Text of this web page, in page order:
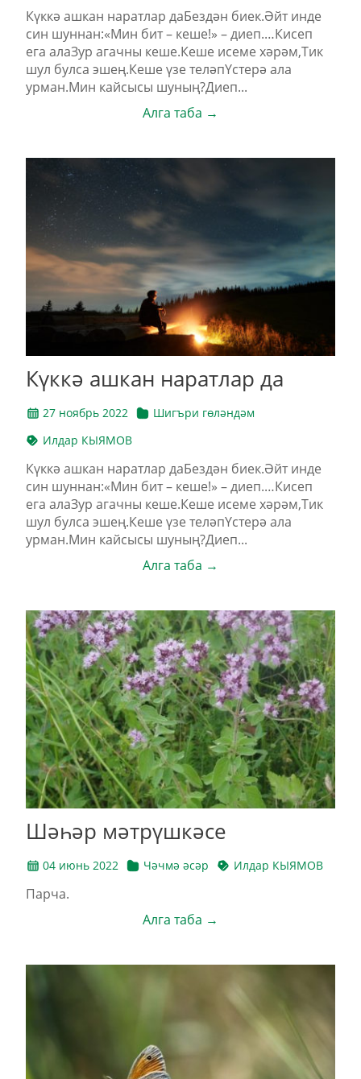
Күккә ашкан наратлар даБездән биек.Әйт инде
син шуннан:«Мин бит – кеше!» – диеп.…Кисеп
ега алаЗур агачны кеше.Кеше исеме хәрәм,Тик
шул булса эшең.Кеше үзе теләпҮстерә ала
урман.Мин кайсысы шуның?Диеп...
Алга таба →
Күккә ашкан наратлар да
27 ноябрь 2022
Шигъри гөләндәм
Илдар КЫЯМОВ
Күккә ашкан наратлар даБездән биек.Әйт инде
син шуннан:«Мин бит – кеше!» – диеп.…Кисеп
ега алаЗур агачны кеше.Кеше исеме хәрәм,Тик
шул булса эшең.Кеше үзе теләпҮстерә ала
урман.Мин кайсысы шуның?Диеп...
Алга таба →
Шәһәр мәтрүшкәсе
04 июнь 2022 Чәчмә әсәр Илдар КЫЯМОВ
Парча.
Алга таба →